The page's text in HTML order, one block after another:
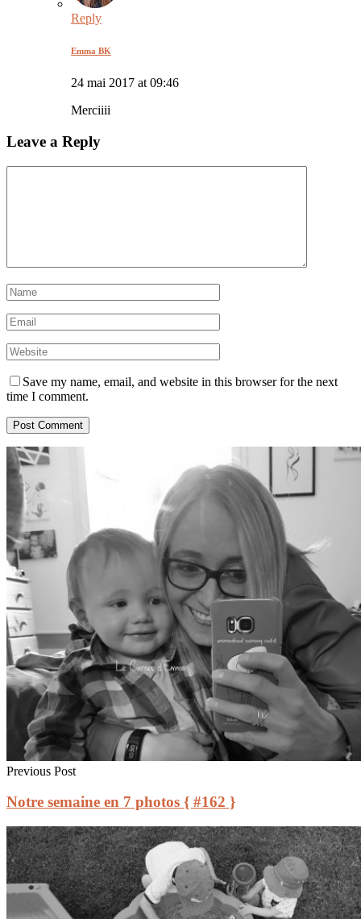
Reply
Emma BK
24 mai 2017 at 09:46
Merciiii
Leave a Reply
Save my name, email, and website in this browser for the next
time I comment.
Previous Post
Notre semaine en 7 photos { #162 }